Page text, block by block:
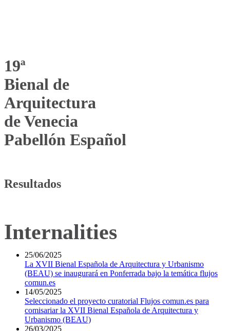
19ª
Bienal de
Arquitectura
de Venecia
Pabellón Español
Resultados
Internalities
25/06/2025
La XVII Bienal Española de Arquitectura y Urbanismo
(BEAU) se inaugurará en Ponferrada bajo la temática flujos
comun.es
14/05/2025
Seleccionado el proyecto curatorial Flujos comun.es para
comisariar la XVII Bienal Española de Arquitectura y
Urbanismo (BEAU)
26/03/2025